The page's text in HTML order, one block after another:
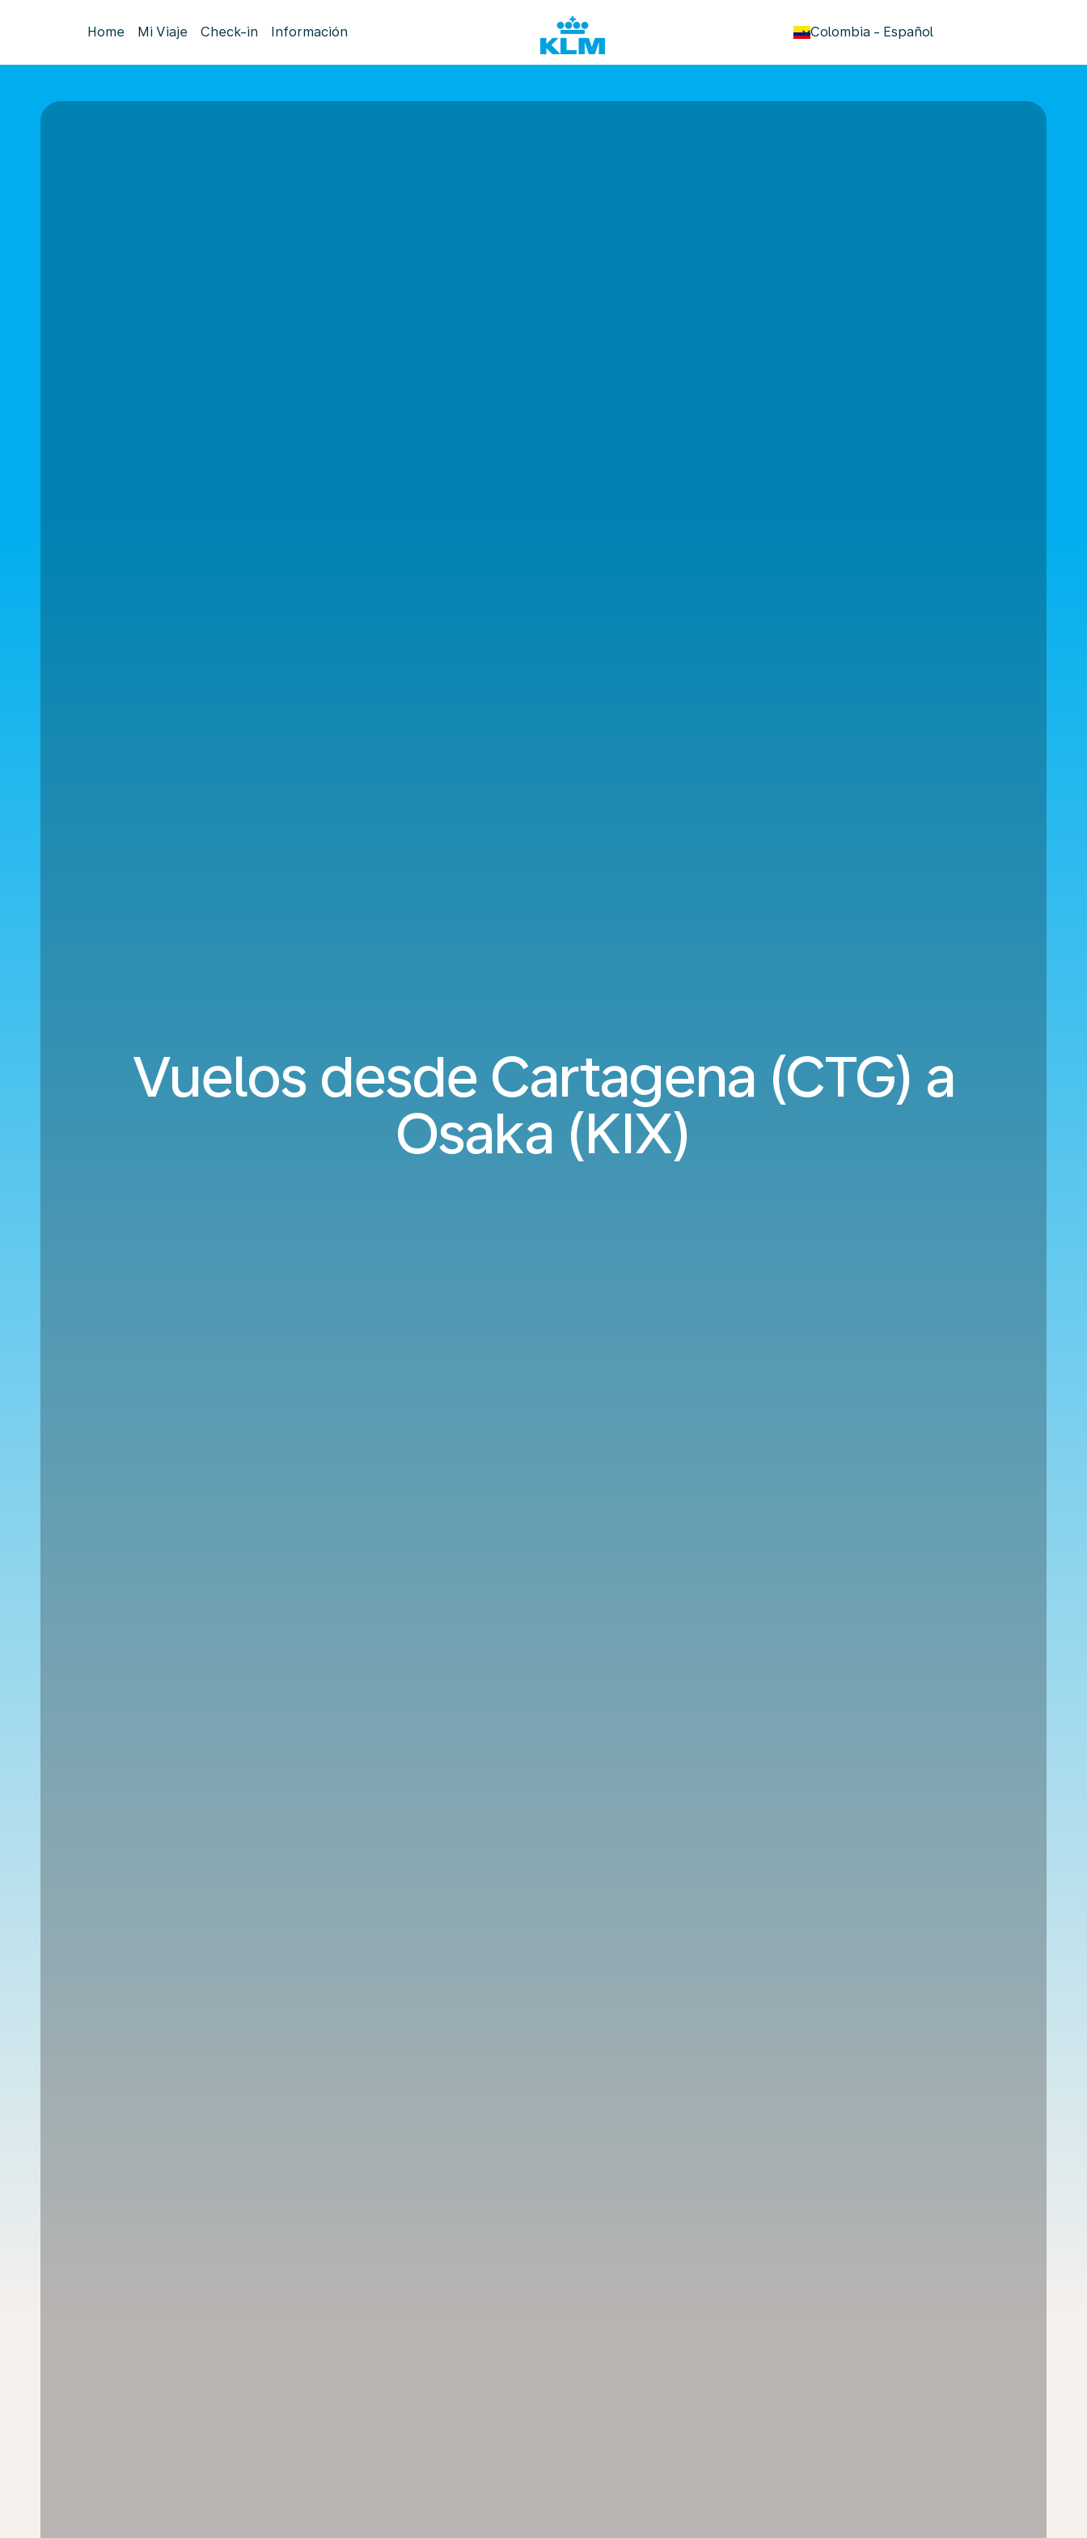
Home Mi Viaje Check-in Información Colombia - Español
keyboard_arrow_down
Vuelos desde Cartagena (CTG) a
Osaka (KIX)